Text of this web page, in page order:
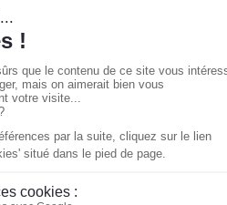
moto
Bécane
ça marche ?
propriétaire